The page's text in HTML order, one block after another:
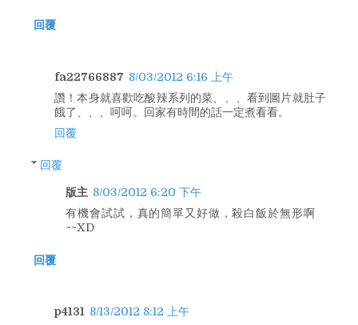
回覆
fa22766887 8/03/2012 6:16 上午
讚！本身就喜歡吃酸辣系列的菜、、、看到圖片就肚子
餓了、、、呵呵。回家有時間的話一定煮看看。
回覆
回覆
版主 8/03/2012 6:20 下午
有機會試試，真的簡單又好做，殺白飯於無形啊
~~XD
回覆
p4131 8/13/2012 8:12 上午